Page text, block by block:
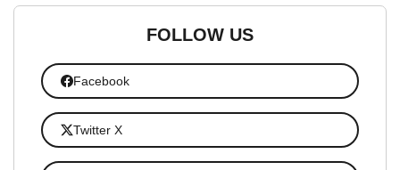
FOLLOW US
Facebook
Twitter X